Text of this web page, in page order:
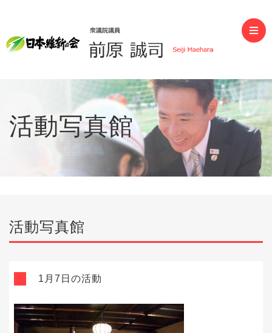
前原誠司（衆議院議員）
活動写真館
活動写真館
1月7日の活動